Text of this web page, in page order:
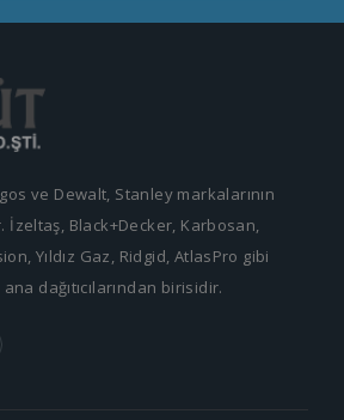
ve Dewalt, Stanley markalarının
İzeltaş, Black+Decker, Karbosan,
Yıldız Gaz, Ridgid, AtlasPro gibi
dağıtıcılarından birisidir.